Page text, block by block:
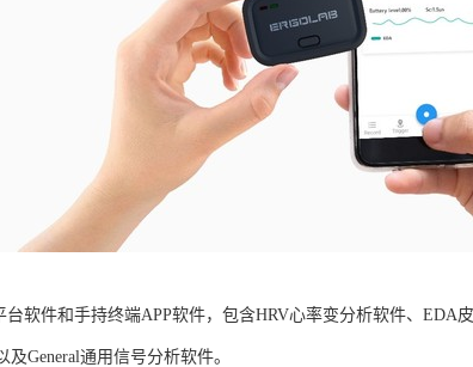
软件和手持终端APP软件，包含HRV心率变分析软件、EDA
General通用信号分析软件。